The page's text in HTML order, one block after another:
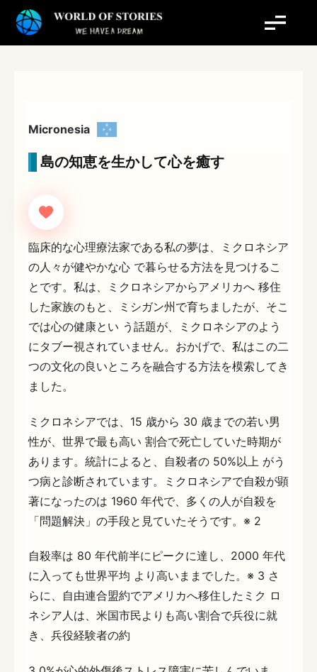
Micronesia
島の知恵を生かして心を癒す
臨床的な心理療法家である私の夢は、ミクロネシア
の人々が健やかな心 で暮らせる方法を見つけるこ
とです。私は、ミクロネシアからアメリカへ 移住
した家族のもと、ミシガン州で育ちましたが、そこ
では心の健康とい う話題が、ミクロネシアのよう
にタブー視されていません。おかげで、私はこの二
つの文化の良いところを融合する方法を模索してき
ました。
ミクロネシアでは、15 歳から 30 歳までの若い男
性が、世界で最も高い 割合で死亡していた時期が
あります。統計によると、自殺者の 50%以上 がう
つ病と診断されています。ミクロネシアで自殺が顕
著になったのは 1960 年代で、多くの人が自殺を
「問題解決」の手段と見ていたそうです。※ 2
自殺率は 80 年代前半にピークに達し、2000 年代
に入っても世界平均 より高いままでした。※ 3 さ
らに、自由連合盟約でアメリカへ移住したミク ロ
ネシア人は、米国市民よりも高い割合で兵役に就
き、兵役経験者の約